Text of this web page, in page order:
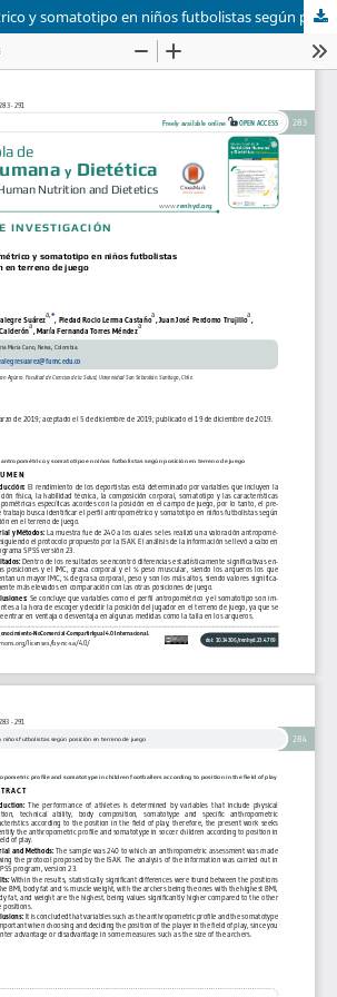
Perfil antropométrico y somatotipo en niños futbolistas según posición en terreno de juego